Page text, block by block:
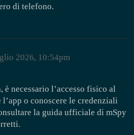
di telefono.
2026, 10:54pm
è necessario l’accesso fisico al
o conoscere le credenziali
la guida ufficiale di mSpy